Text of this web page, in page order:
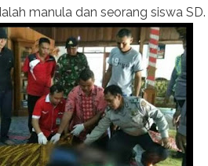
manula dan seorang siswa SD.